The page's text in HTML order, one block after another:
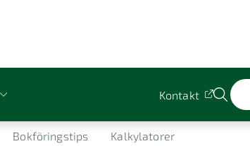
Kontakt
Bokföringstips Kalkylatorer